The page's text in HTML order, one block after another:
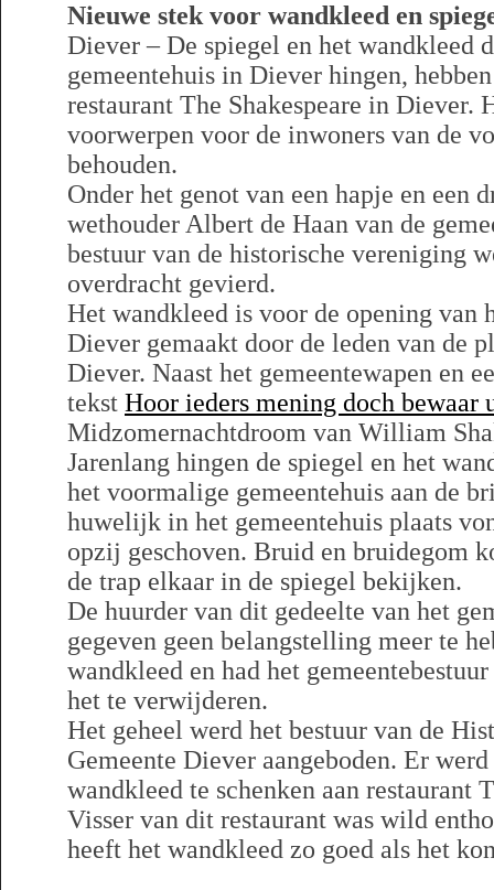
Nieuwe stek voor wandkleed en
Diever – De spiegel en het wandkleed
gemeentehuis in Diever hingen,
restaurant The Shakespeare in
voorwerpen voor de inwoners van de
behouden.
Onder het genot van een hapje en een
wethouder Albert de Haan van de
bestuur van de historische vereniging
overdracht gevierd.
Het wandkleed is voor de opening van
Diever gemaakt door de leden van de
Diever. Naast het gemeentewapen en
tekst Hoor ieders mening doch bewaar
Midzomernachtdroom van William
Jarenlang hingen de spiegel en het
het voormalige gemeentehuis aan de
huwelijk in het gemeentehuis plaats
opzij geschoven. Bruid en bruidegom
de trap elkaar in de spiegel bekijken.
De huurder van dit gedeelte van het
gegeven geen belangstelling meer te
wandkleed en had het
het te verwijderen.
Het geheel werd het bestuur van de
Gemeente Diever aangeboden. Er
wandkleed te schenken aan restaurant
Visser van dit restaurant was wild
heeft het wandkleed zo goed als het